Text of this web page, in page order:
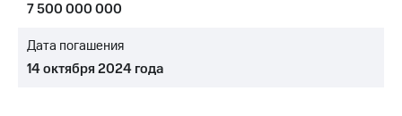
в
и акционерам
Корпоративное
7 500 000 000
Дата погашения
14 октября 2024 года